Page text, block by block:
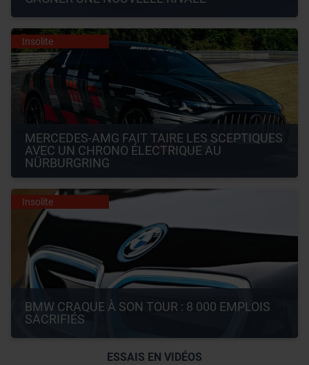
Insolite
MERCEDES-AMG FAIT TAIRE LES SCEPTIQUES
AVEC UN CHRONO ÉLECTRIQUE AU
NÜRBURGRING
Insolite
BMW CRAQUE À SON TOUR : 8 000 EMPLOIS
SACRIFIÉS
ESSAIS EN VIDÉOS